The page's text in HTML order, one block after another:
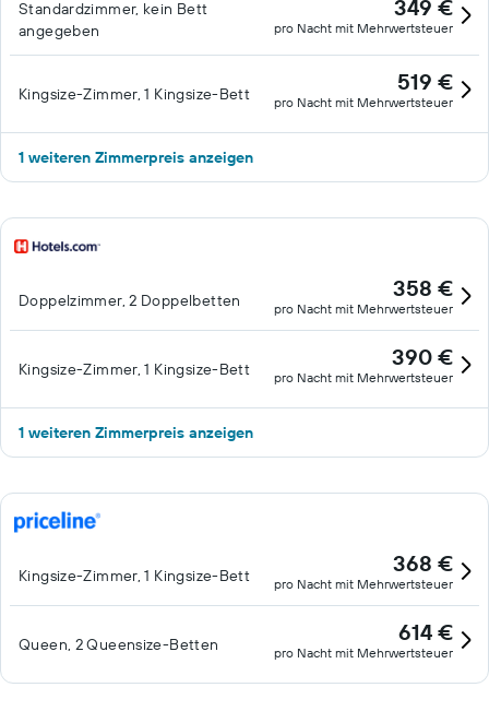
Standardzimmer, kein Bett
angegeben
349 €
pro Nacht mit Mehrwertsteuer
Kingsize-Zimmer, 1 Kingsize-Bett 519 €
pro Nacht mit Mehrwertsteuer
1 weiteren Zimmerpreis anzeigen
Doppelzimmer, 2 Doppelbetten 358 €
pro Nacht mit Mehrwertsteuer
Kingsize-Zimmer, 1 Kingsize-Bett 390 €
pro Nacht mit Mehrwertsteuer
1 weiteren Zimmerpreis anzeigen
Kingsize-Zimmer, 1 Kingsize-Bett 368 €
pro Nacht mit Mehrwertsteuer
Queen, 2 Queensize-Betten 614 €
pro Nacht mit Mehrwertsteuer